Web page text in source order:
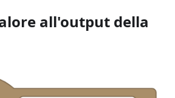
all'output della